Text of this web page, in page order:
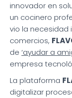
innovador en
un cocinero
vio la necesidad
comercios,
de ‘ayudar a
empresa
La plataforma
digitalizar